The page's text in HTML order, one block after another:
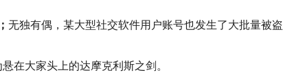
无独有偶，某大型社交软件用户账号也发生了大批量被盗
在大家头上的达摩克利斯之剑。